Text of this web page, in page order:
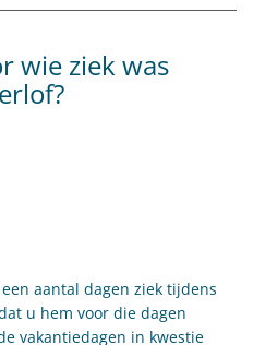
wie ziek was
aantal dagen ziek tijdens
u hem voor die dagen
vakantiedagen in kwestie